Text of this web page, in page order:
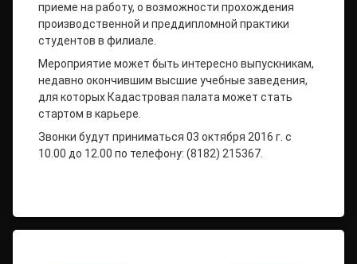
приеме на работу, о возможности прохождения
производственной и преддипломной практики
студентов в филиале.
Мероприятие может быть интересно выпускникам,
недавно окончившим высшие учебные заведения,
для которых Кадастровая палата может стать
стартом в карьере.
Звонки будут приниматься 03 октября 2016 г. с
10.00 до 12.00 по телефону: (8182) 215367.